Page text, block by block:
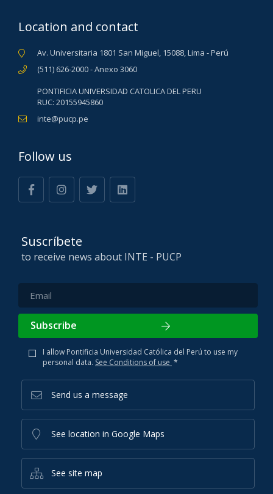
Location and contact
Av. Universitaria 1801 San Miguel, 15088, Lima - Perú
(511) 626-2000 - Anexo 3060
PONTIFICIA UNIVERSIDAD CATOLICA DEL PERU
RUC: 20155945860
inte@pucp.pe
Follow us
Suscríbete
to receive news about INTE - PUCP
Subscribe
I allow Pontificia Universidad Católica del Perú to use my
personal data. See Conditions of use *
Send us a message
See location in Google Maps
See site map